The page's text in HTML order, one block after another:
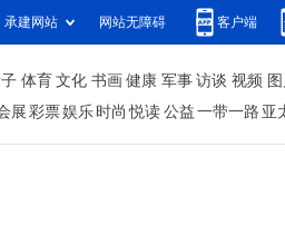
承建网站 网站无障碍 客户端
体育 文化 书画 健康 军事 访谈 视频
展 彩票娱乐 时尚 悦读 公益 一带一路 亚